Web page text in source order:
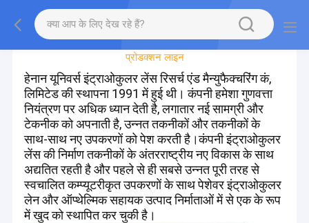
कारखाने का दौरा
प्रोडक्शन लाइन
हेनान यूनिवर्स इंट्राओकुलर लेंस रिसर्च एंड मैन्युफैक्चरिंग कं,
लिमिटेड की स्थापना 1991 में हुई थी। कंपनी हमेशा गुणवत्ता
नियंत्रण पर अधिक ध्यान देती है, लगातार नई सामग्री और
टेकनीक को अपनाती है, उन्नत तकनीकों और तकनीकों के
साथ-साथ नए उपकरणों को पेश करती है।कंपनी इंट्राओकुलर
लेंस की निर्माण तकनीकों के अंतरराष्ट्रीय नए विकास के साथ
अद्यतित रहती है और पहले से ही सबसे उन्नत पूरी तरह से
स्वचालित कम्प्यूटरीकृत उपकरणों के साथ पेशेवर इंट्राओकुलर
लेन और ऑप्थेल्मिक सहायक उत्पाद निर्माताओं में से एक के रूप
में खुद को स्थापित कर चुकी है।